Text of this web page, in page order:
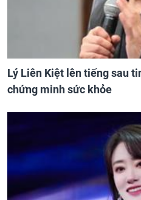
Lý Liên Kiệt lên tiếng sau
chứng minh sức khỏe